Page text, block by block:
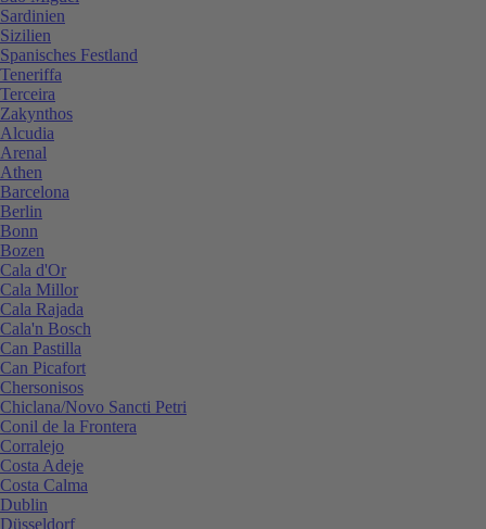
Sardinien
Sizilien
Spanisches Festland
Teneriffa
Terceira
Zakynthos
Alcudia
Arenal
Athen
Barcelona
Berlin
Bonn
Bozen
Cala d'Or
Cala Millor
Cala Rajada
Cala'n Bosch
Can Pastilla
Can Picafort
Chersonisos
Chiclana/Novo Sancti Petri
Conil de la Frontera
Corralejo
Costa Adeje
Costa Calma
Dublin
Düsseldorf